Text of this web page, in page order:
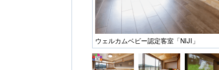
ウェルカムベビー認定客室「NIJI」